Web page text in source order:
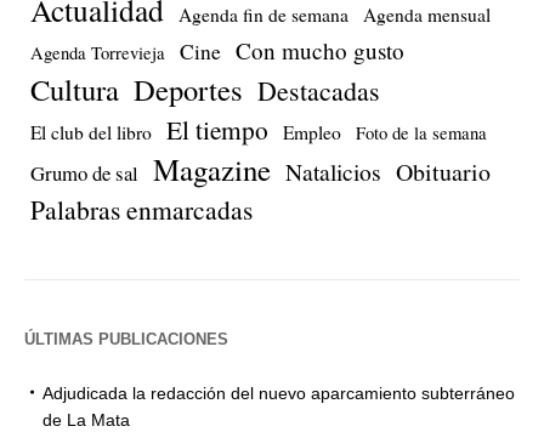
Actualidad Agenda fin de semana Agenda mensual
Agenda Torrevieja Cine Con mucho gusto
Cultura Deportes Destacadas
El club del libro El tiempo Empleo Foto de la semana
Grumo de sal Magazine Natalicios Obituario
Palabras enmarcadas
ÚLTIMAS PUBLICACIONES
Adjudicada la redacción del nuevo aparcamiento subterráneo
de La Mata